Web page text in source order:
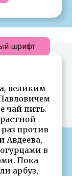
великим
чай пить.
против
Авдеева,
в
Пока
арбуз,
шрифт